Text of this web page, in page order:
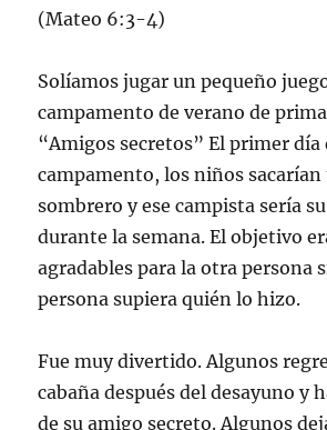
(Mateo 6:3-4)
Solíamos jugar un pequeño
campamento de verano de
“Amigos secretos” El primer día
campamento, los niños
sombrero y ese campista sería
durante la semana. El objetivo
agradables para la otra persona
persona supiera quién lo hizo.
Fue muy divertido. Algunos
cabaña después del desayuno y
de su amigo secreto. Algunos